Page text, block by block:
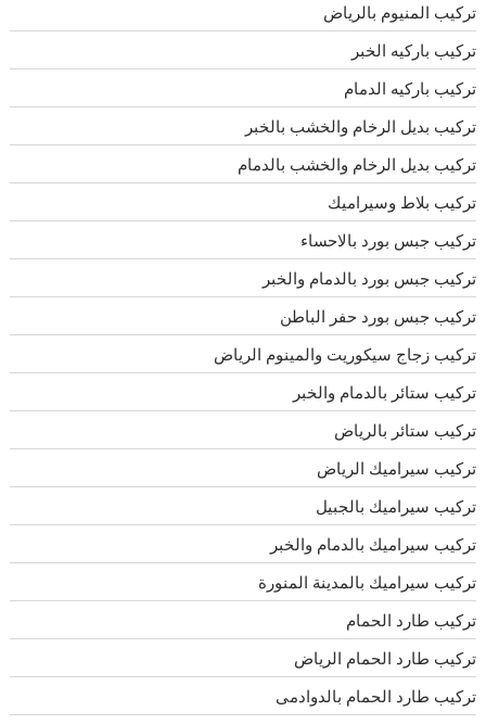
تركيب المنيوم بالرياض
تركيب باركيه الخبر
تركيب باركيه الدمام
تركيب بديل الرخام والخشب بالخبر
تركيب بديل الرخام والخشب بالدمام
تركيب بلاط وسيراميك
تركيب جبس بورد بالاحساء
تركيب جبس بورد بالدمام والخبر
تركيب جبس بورد حفر الباطن
تركيب زجاج سيكوريت والمينوم الرياض
تركيب ستائر بالدمام والخبر
تركيب ستائر بالرياض
تركيب سيراميك الرياض
تركيب سيراميك بالجبيل
تركيب سيراميك بالدمام والخبر
تركيب سيراميك بالمدينة المنورة
تركيب طارد الحمام
تركيب طارد الحمام الرياض
تركيب طارد الحمام بالدوادمى